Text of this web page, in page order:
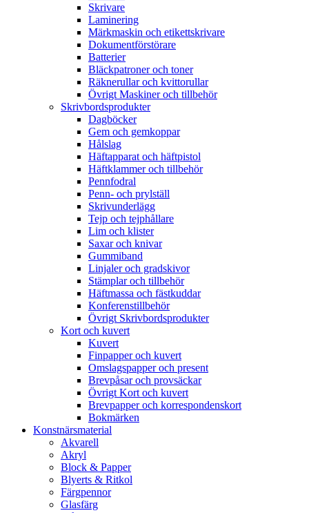
Skrivare
Laminering
Märkmaskin och etikettskrivare
Dokumentförstörare
Batterier
Bläckpatroner och toner
Räknerullar och kvittorullar
Övrigt Maskiner och tillbehör
Skrivbordsprodukter
Dagböcker
Gem och gemkoppar
Hålslag
Häftapparat och häftpistol
Häftklammer och tillbehör
Pennfodral
Penn- och prylställ
Skrivunderlägg
Tejp och tejphållare
Lim och klister
Saxar och knivar
Gummiband
Linjaler och gradskivor
Stämplar och tillbehör
Häftmassa och fästkuddar
Konferenstillbehör
Övrigt Skrivbordsprodukter
Kort och kuvert
Kuvert
Finpapper och kuvert
Omslagspapper och present
Brevpåsar och provsäckar
Övrigt Kort och kuvert
Brevpapper och korrespondenskort
Bokmärken
Konstnärsmaterial
Akvarell
Akryl
Block & Papper
Blyerts & Ritkol
Färgpennor
Glasfärg